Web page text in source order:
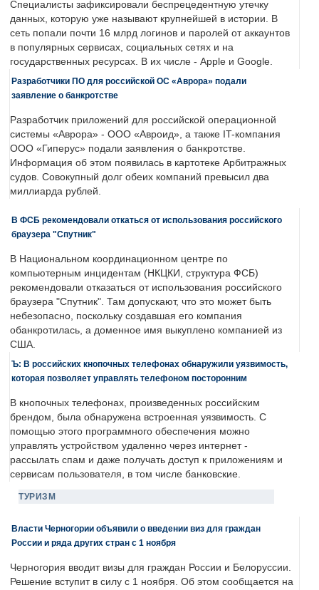
Специалисты зафиксировали беспрецедентную утечку
данных, которую уже называют крупнейшей в истории. В
сеть попали почти 16 млрд логинов и паролей от аккаунтов
в популярных сервисах, социальных сетях и на
государственных ресурсах. В их числе - Apple и Google.
Разработчики ПО для российской ОС «Аврора» подали
заявление о банкротстве
Разработчик приложений для российской операционной
системы «Аврора» - ООО «Авроид», а также IT-компания
ООО «Гиперус» подали заявления о банкротстве.
Информация об этом появилась в картотеке Арбитражных
судов. Совокупный долг обеих компаний превысил два
миллиарда рублей.
В ФСБ рекомендовали откаться от использования российского
браузера "Спутник"
В Национальном координационном центре по
компьютерным инцидентам (НКЦКИ, структура ФСБ)
рекомендовали отказаться от использования российского
браузера "Спутник". Там допускают, что это может быть
небезопасно, поскольку создавшая его компания
обанкротилась, а доменное имя выкуплено компанией из
США.
Ъ: В российских кнопочных телефонах обнаружили уязвимость,
которая позволяет управлять телефоном посторонним
В кнопочных телефонах, произведенных российским
брендом, была обнаружена встроенная уязвимость. С
помощью этого программного обеспечения можно
управлять устройством удаленно через интернет -
рассылать спам и даже получать доступ к приложениям и
сервисам пользователя, в том числе банковские.
ТУРИЗМ
Власти Черногории объявили о введении виз для граждан
России и ряда других стран с 1 ноября
Черногория вводит визы для граждан России и Белоруссии.
Решение вступит в силу с 1 ноября. Об этом сообщается на